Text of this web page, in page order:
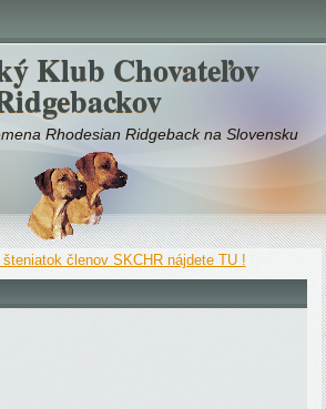
Klub Chovateľov
Rhodesian Ridgeback na Slovensku
členov SKCHR nájdete TU !